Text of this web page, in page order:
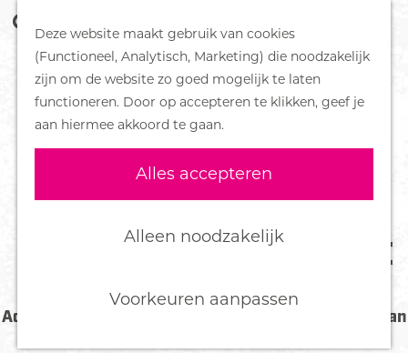
Deze website maakt gebruik van cookies
(Functioneel, Analytisch, Marketing) die noodzakelijk
zijn om de website zo goed mogelijk te laten
functioneren. Door op accepteren te klikken, geef je
aan hiermee akkoord te gaan.
Alles accepteren
Alleen noodzakelijk
Voorkeuren aanpassen
p
a
o
e
k
e
n
M
e
n
u
DORPEN
Bennekom
De Klomp
Deelen
Ederveen
Harskamp
Hoenderloo
Wekerom
ONTDEK EN BEZOEK EDE
Actief genieten van de bekendste natuurgebieden van